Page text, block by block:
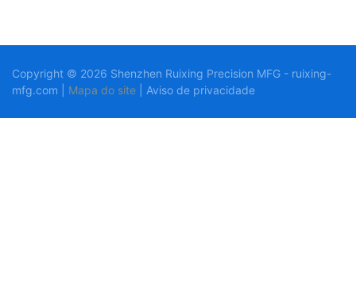
Copyright © 2026 Shenzhen Ruixing Precision MFG - ruixing-
mfg.com | Mapa do site Aviso de privacidade